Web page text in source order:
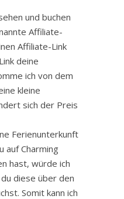
und buchen
Affiliate-
Affiliate-Link
deine
ich von dem
kleine
sich der Preis
Ferienunterkunft
auf Charming
hast, würde ich
diese über den
Somit kann ich